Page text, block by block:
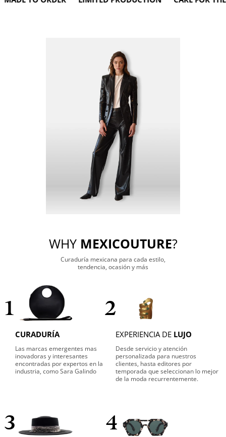
WHY MEXICOUTURE?
Curaduría mexicana para cada estilo,
tendencia, ocasión y más
1
CURADURÍA
Las marcas emergentes mas
inovadoras y interesantes
encontradas por expertos en la
industria, como Sara Galindo
2
EXPERIENCIA DE LUJO
Desde servicio y atención
personalizada para nuestros
clientes, hasta editores por
temporada que seleccionan lo mejor
de la moda recurrentemente.
3 4